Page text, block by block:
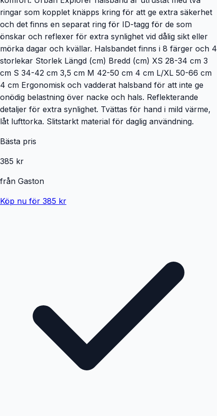
ringar som kopplet knäpps kring för att ge extra säkerhet
och det finns en separat ring för ID-tagg för de som
önskar och reflexer för extra synlighet vid dålig sikt eller
mörka dagar och kvällar. Halsbandet finns i 8 färger och 4
storlekar Storlek Längd (cm) Bredd (cm) XS 28-34 cm 3
cm S 34-42 cm 3,5 cm M 42-50 cm 4 cm L/XL 50-66 cm
4 cm Ergonomisk och vadderat halsband för att inte ge
onödig belastning över nacke och hals. Reflekterande
detaljer för extra synlighet. Tvättas för hand i mild värme,
låt lufttorka. Slitstarkt material för daglig användning.
Bästa pris
385 kr
från Gaston
Köp nu för 385 kr